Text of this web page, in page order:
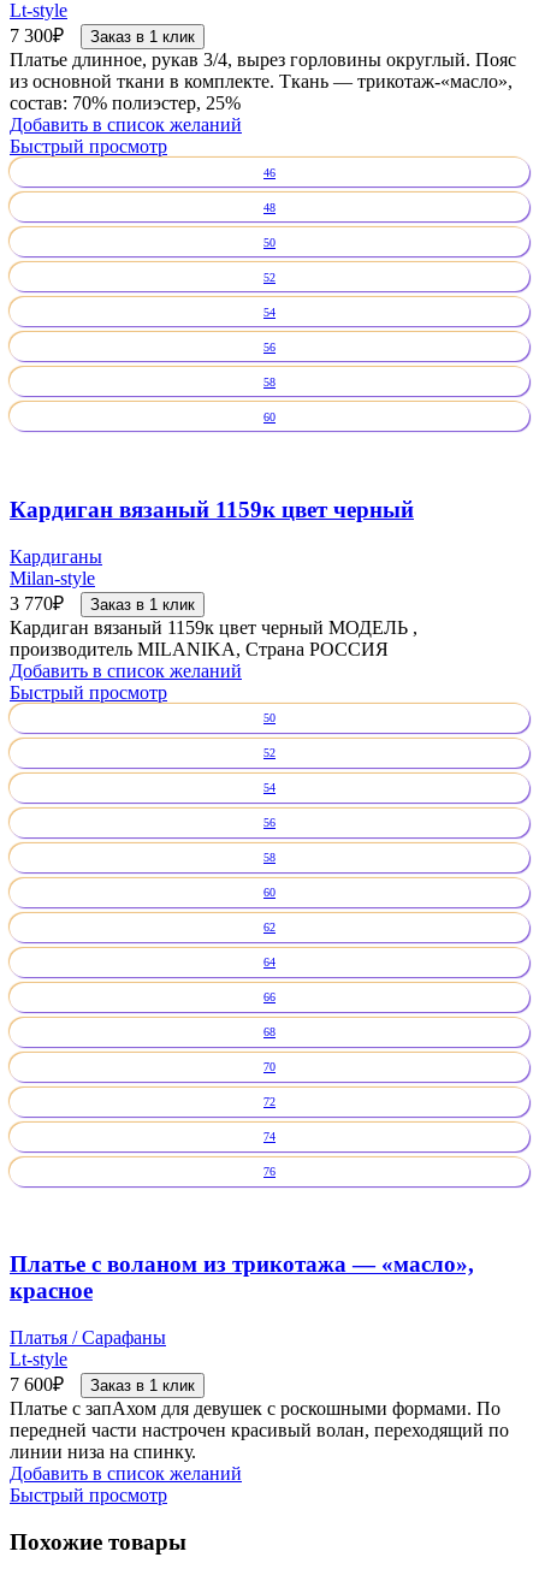
Lt-style
7 300₽ Заказ в 1 клик
Платье длинное, рукав 3/4, вырез горловины округлый. Пояс
из основной ткани в комплекте. Ткань — трикотаж-«масло»,
состав: 70% полиэстер, 25%
Добавить в список желаний
Быстрый просмотр
46
48
50
52
54
56
58
60
Кардиган вязаный 1159к цвет черный
Кардиганы
Milan-style
3 770₽ Заказ в 1 клик
Кардиган вязаный 1159к цвет черный МОДЕЛЬ ,
производитель MILANIKA, Страна РОССИЯ
Добавить в список желаний
Быстрый просмотр
50
52
54
56
58
60
62
64
66
68
70
72
74
76
Платье с воланом из трикотажа — «масло»,
красное
Платья / Сарафаны
Lt-style
7 600₽ Заказ в 1 клик
Платье с запАхом для девушек с роскошными формами. По
передней части настрочен красивый волан, переходящий по
линии низа на спинку.
Добавить в список желаний
Быстрый просмотр
Похожие товары